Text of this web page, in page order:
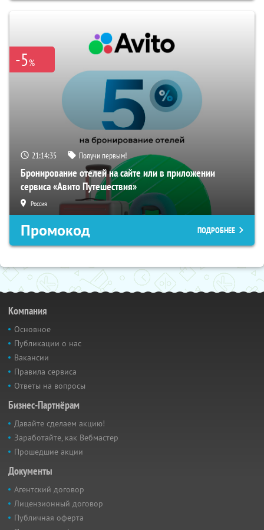
-5%
21:14:35 Получи первым!
Бронирование отелей на сайте или в приложении
сервиса «Авито Путешествия»
Россия
Промокод ПОДРОБНЕЕ
Компания
Основное
Публикации о нас
Вакансии
Правила сервиса
Ответы на вопросы
Бизнес-Партнёрам
Давайте сделаем акцию!
Заработайте, как Вебмастер
Прошедшие акции
Документы
Агентский договор
Лицензионный договор
Публичная оферта